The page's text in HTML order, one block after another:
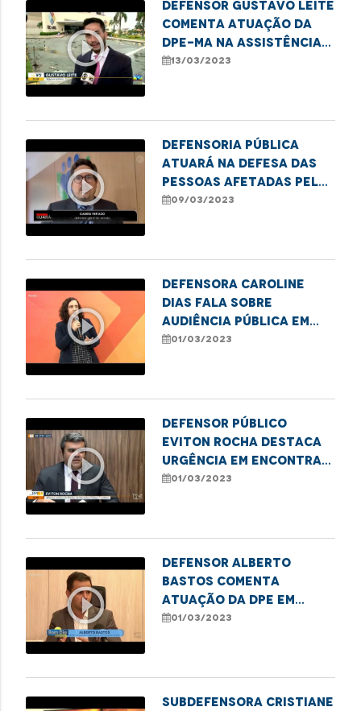
play_circle_outline
Defensor Gustavo Leite
comenta atuação da
DPE-MA na assistência
às vítimas do Shopping
13/03/2023
play_circle_outline
Defensoria Pública
atuará na defesa das
pessoas afetadas pelo
incêndio em shopping de
09/03/2023
play_circle_outline
Defensora Caroline
Dias fala sobre
audiência pública em
alusão ao Dia
01/03/2023
play_circle_outline
Defensor Público
Eviton Rocha destaca
urgência em encontrar
solução para
01/03/2023
play_circle_outline
Defensor Alberto
Bastos comenta
atuação da DPE em
casos de violência
01/03/2023
Subdefensora Cristiane